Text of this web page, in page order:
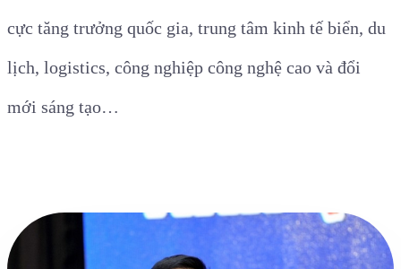
cực tăng trưởng quốc gia, trung tâm kinh tế biển, du
lịch, logistics, công nghiệp công nghệ cao và đổi
mới sáng tạo…